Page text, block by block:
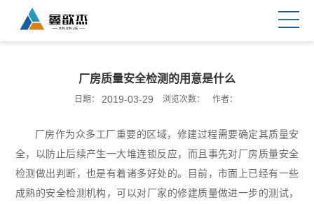
厂房质量安全检测的用意是什么
日期： 2019-03-29 浏览次数： 作者：
厂房作为众多工厂重要的区域，修建过程需要确定其质量安
全，以防止后续产生一大堆连锁反应，而且事先对厂房质量安全
检测做出判断，也是有着诸多好处的。目前，市面上已经有一些
成熟的安全检测机构，可以对厂家的修建质量做进一步的测试，